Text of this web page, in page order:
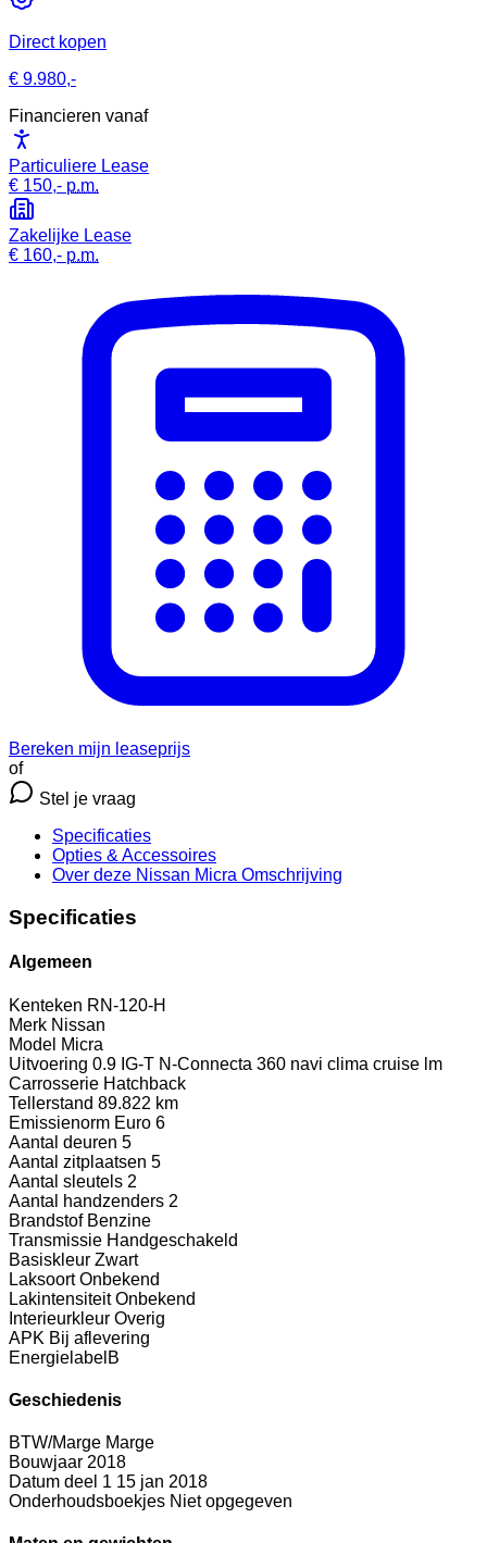
Direct kopen
€ 9.980,-
Financieren vanaf
Particuliere Lease
€ 150,- p.m.
Zakelijke Lease
€ 160,- p.m.
Bereken mijn leaseprijs
of
Stel je vraag
Specificaties
Opties & Accessoires
Over deze Nissan Micra Omschrijving
Specificaties
Algemeen
Kenteken RN-120-H
Merk Nissan
Model Micra
Uitvoering 0.9 IG-T N-Connecta 360 navi clima cruise lm
Carrosserie Hatchback
Tellerstand 89.822 km
Emissienorm Euro 6
Aantal deuren 5
Aantal zitplaatsen 5
Aantal sleutels 2
Aantal handzenders 2
Brandstof Benzine
Transmissie Handgeschakeld
Basiskleur Zwart
Laksoort Onbekend
Lakintensiteit Onbekend
Interieurkleur Overig
APK Bij aflevering
Energielabel B
Geschiedenis
BTW/Marge Marge
Bouwjaar 2018
Datum deel 1 15 jan 2018
Onderhoudsboekjes Niet opgegeven